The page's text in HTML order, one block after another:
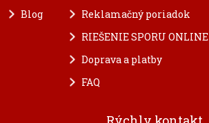
Blog
Reklamačný poriadok
RIEŠENIE SPORU ONLINE
Doprava a platby
FAQ